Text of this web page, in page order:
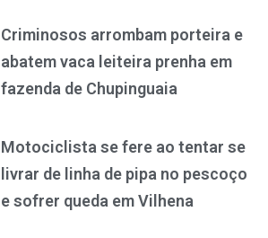
Criminosos arrombam porteira e
abatem vaca leiteira prenha em
fazenda de Chupinguaia
Motociclista se fere ao tentar se
livrar de linha de pipa no pescoço
e sofrer queda em Vilhena